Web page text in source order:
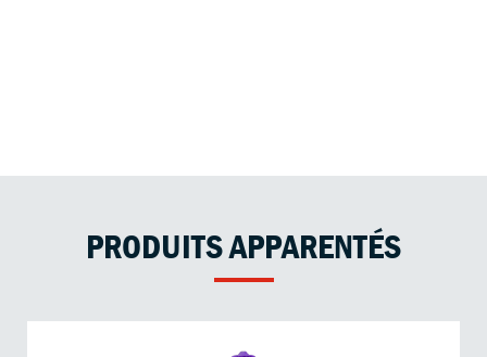
PRODUITS APPARENTÉS